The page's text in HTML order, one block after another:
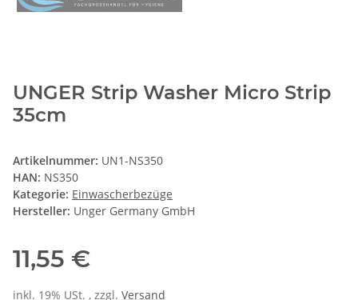
UNGER Strip Washer Micro Strip
35cm
Artikelnummer: UN1-NS350
HAN: NS350
Kategorie: Einwascherbezüge
Hersteller: Unger Germany GmbH
11,55 €
inkl. 19% USt. , zzgl. Versand